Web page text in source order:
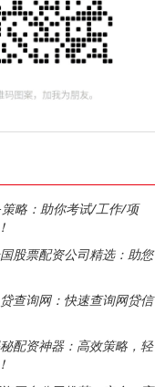
略：助你考试/工作/项
股票配资公司精选：助您
查询网：快速查询网贷信
配资神器：高效策略，轻